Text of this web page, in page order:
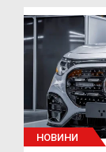
НОВИНИ